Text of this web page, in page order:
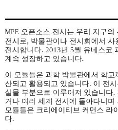
MPE 오픈소스 전시는 우리 지구
전시로, 박물관이나 전시회에서
전시합니다. 2013년 5월 유네스코
계속 성장하고 있습니다.
이 모듈들은 과학 박물관에서 학
산되고 활용되고 있습니다. 이 전
실물 부분으로 이루어져 있습니다.
거나 여러 세계 전시에 돌아다니
모듈들은 크리에이티브 커먼스 라
다.